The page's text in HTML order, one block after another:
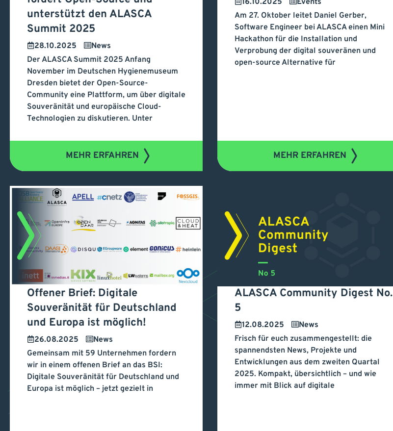
unterstützt den ALASCA
Summit 2025
28.10.2025
News
Der ALASCA Summit 2025 Anfang
November im Deutschen Hygienemuseum
Dresden bietet der Open-Source-
Community eine Plattform, um über digitale
Souveränität und europäische Cloud-
Technologien zu diskutieren. Unter
Sachsen fördert Open-
Source und unterstützt
den ALASCA Summit
2025
MEHR ERFAHREN
Am 27. Oktober leitet Daniel Gerber,
Software Engineer bei ALASCA einen Mini
Hackathon für die Installation und
Verprobung der digital souveränen und
open-source Alternative für
ALASCA Mini Hackathon
in Leipzig – openDesk
MEHR ERFAHREN
Offener Brief: Digitale
Souveränität für Deutschland
und Europa ist möglich!
26.08.2025
News
Gemeinsam mit 59 Unternehmen fordern
wir in einem offenen Brief an das BSI:
Digitale Souveränität für Deutschland und
Europa ist möglich – jetzt gezielt in
Offener Brief: Digitale
Souveränität für
Deutschland und Europa
ist möglich!
ALASCA Community Digest No.
5
12.08.2025
News
Frisch für euch zusammengestellt: die
spannendsten News, Projekte und
Entwicklungen aus dem zweiten Quartal
2025. Kompakt, übersichtlich – und wie
immer mit Blick auf digitale
ALASCA Community
Digest No. 5